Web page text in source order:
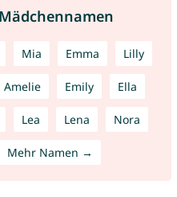
Mia Emma Lilly
Amelie Emily Ella
Lea Lena Nora
Mehr Namen →